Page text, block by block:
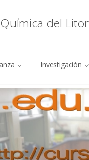
del
Investigación